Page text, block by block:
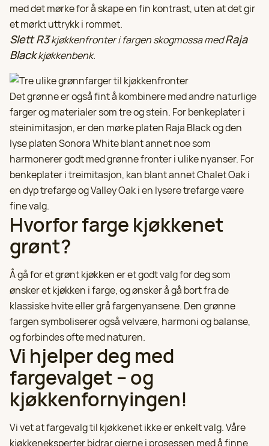
med det mørke for å skape en fin kontrast, uten at det gir
et mørkt uttrykk i rommet.
Slett R3kjøkkenfronter i fargen skogmossa medRaja
Blackkjøkkenbenk.
Det grønne er også fint å kombinere med andre naturlige
farger og materialer som tre og stein. For benkeplater i
steinimitasjon, er den mørke platen Raja Black og den
lyse platen Sonora White blant annet noe som
harmonerer godt med grønne fronter i ulike nyanser. For
benkeplater i treimitasjon, kan blant annet Chalet Oak i
en dyp trefarge og Valley Oak i en lysere trefarge være
fine valg.
Hvorfor farge kjøkkenet
grønt?
Å gå for et grønt kjøkken er et godt valg for deg som
ønsker et kjøkken i farge, og ønsker å gå bort fra de
klassiske hvite eller grå fargenyansene. Den grønne
fargen symboliserer også velvære, harmoni og balanse,
og forbindes ofte med naturen.
Vi hjelper deg med
fargevalget – og
kjøkkenfornyingen!
Vi vet at fargevalg til kjøkkenet ikke er enkelt valg. Våre
kjøkkeneksperter bidrar gjerne i prosessen med å finne